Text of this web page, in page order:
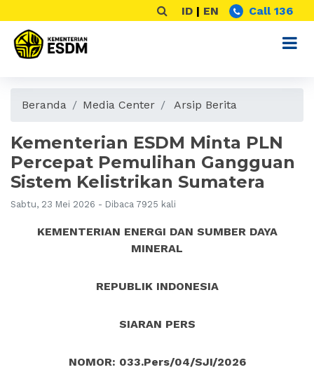
ID | EN Call 136
Beranda Media Center Arsip Berita
Kementerian ESDM Minta PLN
Percepat Pemulihan Gangguan
Sistem Kelistrikan Sumatera
Sabtu, 23 Mei 2026 - Dibaca 7925 kali
KEMENTERIAN ENERGI DAN SUMBER DAYA
MINERAL
REPUBLIK INDONESIA
SIARAN PERS
NOMOR: 033.Pers/04/SJI/2026